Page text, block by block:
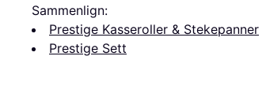
Sammenlign:
Prestige Kasseroller & Stekepanner
Prestige Sett